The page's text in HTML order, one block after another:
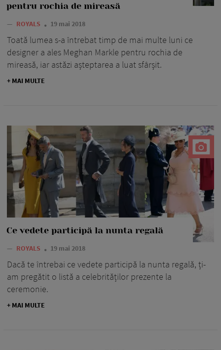
pentru rochia de mireasă
— ROYALS 19 mai 2018
Toată lumea s-a întrebat timp de mai multe luni ce
designer a ales Meghan Markle pentru rochia de
mireasă, iar astăzi așteptarea a luat sfârșit.
+ MAI MULTE
Ce vedete participă la nunta regală
— ROYALS 19 mai 2018
Dacă te întrebai ce vedete participă la nunta regală, ți-
am pregătit o listă a celebrităților prezente la
ceremonie.
+ MAI MULTE